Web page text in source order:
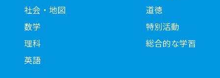
社会・地図
数学
理科
英語
道徳
特別活動
総合的な学習